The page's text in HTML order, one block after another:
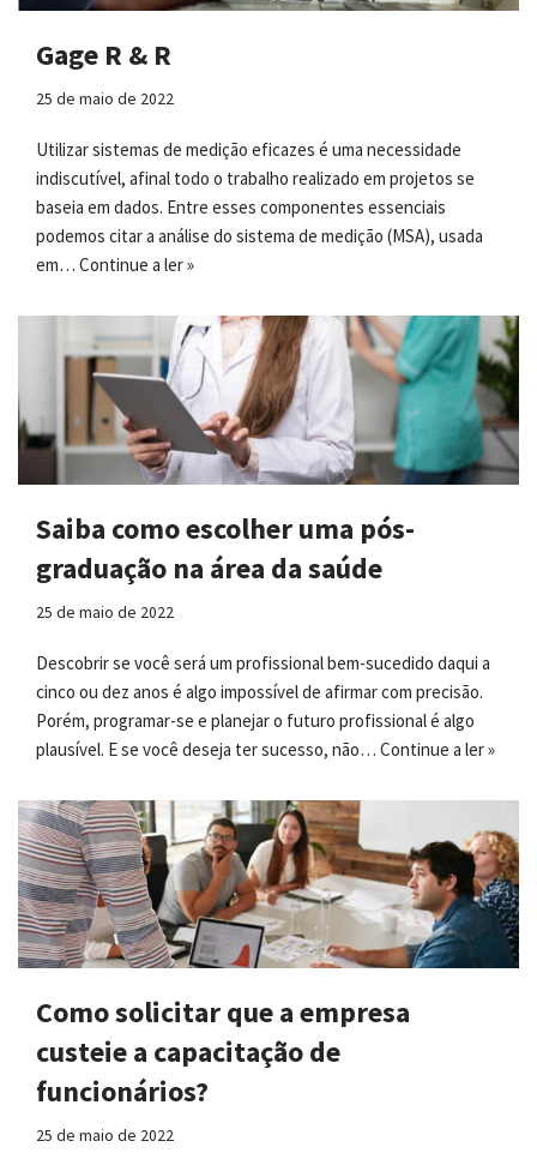
Gage R & R
25 de maio de 2022
Utilizar sistemas de medição eficazes é uma necessidade
indiscutível, afinal todo o trabalho realizado em projetos se
baseia em dados. Entre esses componentes essenciais
podemos citar a análise do sistema de medição (MSA), usada
em… Continue a ler »
Saiba como escolher uma pós-
graduação na área da saúde
25 de maio de 2022
Descobrir se você será um profissional bem-sucedido daqui a
cinco ou dez anos é algo impossível de afirmar com precisão.
Porém, programar-se e planejar o futuro profissional é algo
plausível. E se você deseja ter sucesso, não… Continue a ler »
Como solicitar que a empresa
custeie a capacitação de
funcionários?
25 de maio de 2022